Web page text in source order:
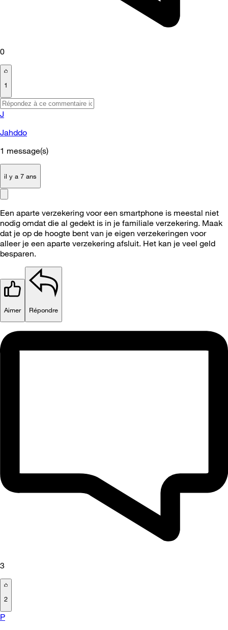
0
1
J
Jahddo
1 message(s)
il y a 7 ans
Een aparte verzekering voor een smartphone is meestal niet
nodig omdat die al gedekt is in je familiale verzekering. Maak
dat je op de hoogte bent van je eigen verzekeringen voor
alleer je een aparte verzekering afsluit. Het kan je veel geld
besparen.
Aimer Répondre
3
2
P